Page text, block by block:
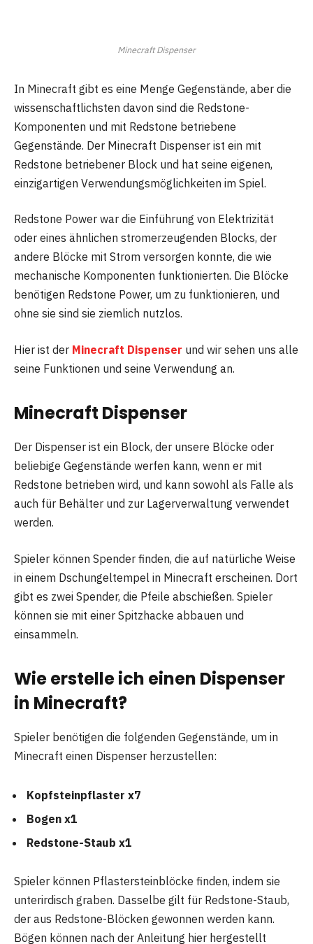
Minecraft Dispenser
In Minecraft gibt es eine Menge Gegenstände, aber die
wissenschaftlichsten davon sind die Redstone-
Komponenten und mit Redstone betriebene
Gegenstände. Der Minecraft Dispenser ist ein mit
Redstone betriebener Block und hat seine eigenen,
einzigartigen Verwendungsmöglichkeiten im Spiel.
Redstone Power war die Einführung von Elektrizität
oder eines ähnlichen stromerzeugenden Blocks, der
andere Blöcke mit Strom versorgen konnte, die wie
mechanische Komponenten funktionierten. Die Blöcke
benötigen Redstone Power, um zu funktionieren, und
ohne sie sind sie ziemlich nutzlos.
Hier ist der Minecraft Dispenser und wir sehen uns alle
seine Funktionen und seine Verwendung an.
Minecraft Dispenser
Der Dispenser ist ein Block, der unsere Blöcke oder
beliebige Gegenstände werfen kann, wenn er mit
Redstone betrieben wird, und kann sowohl als Falle als
auch für Behälter und zur Lagerverwaltung verwendet
werden.
Spieler können Spender finden, die auf natürliche Weise
in einem Dschungeltempel in Minecraft erscheinen. Dort
gibt es zwei Spender, die Pfeile abschießen. Spieler
können sie mit einer Spitzhacke abbauen und
einsammeln.
Wie erstelle ich einen Dispenser
in Minecraft?
Spieler benötigen die folgenden Gegenstände, um in
Minecraft einen Dispenser herzustellen:
Kopfsteinpflaster x7
Bogen x1
Redstone-Staub x1
Spieler können Pflastersteinblöcke finden, indem sie
unterirdisch graben. Dasselbe gilt für Redstone-Staub,
der aus Redstone-Blöcken gewonnen werden kann.
Bögen können nach der Anleitung hier hergestellt